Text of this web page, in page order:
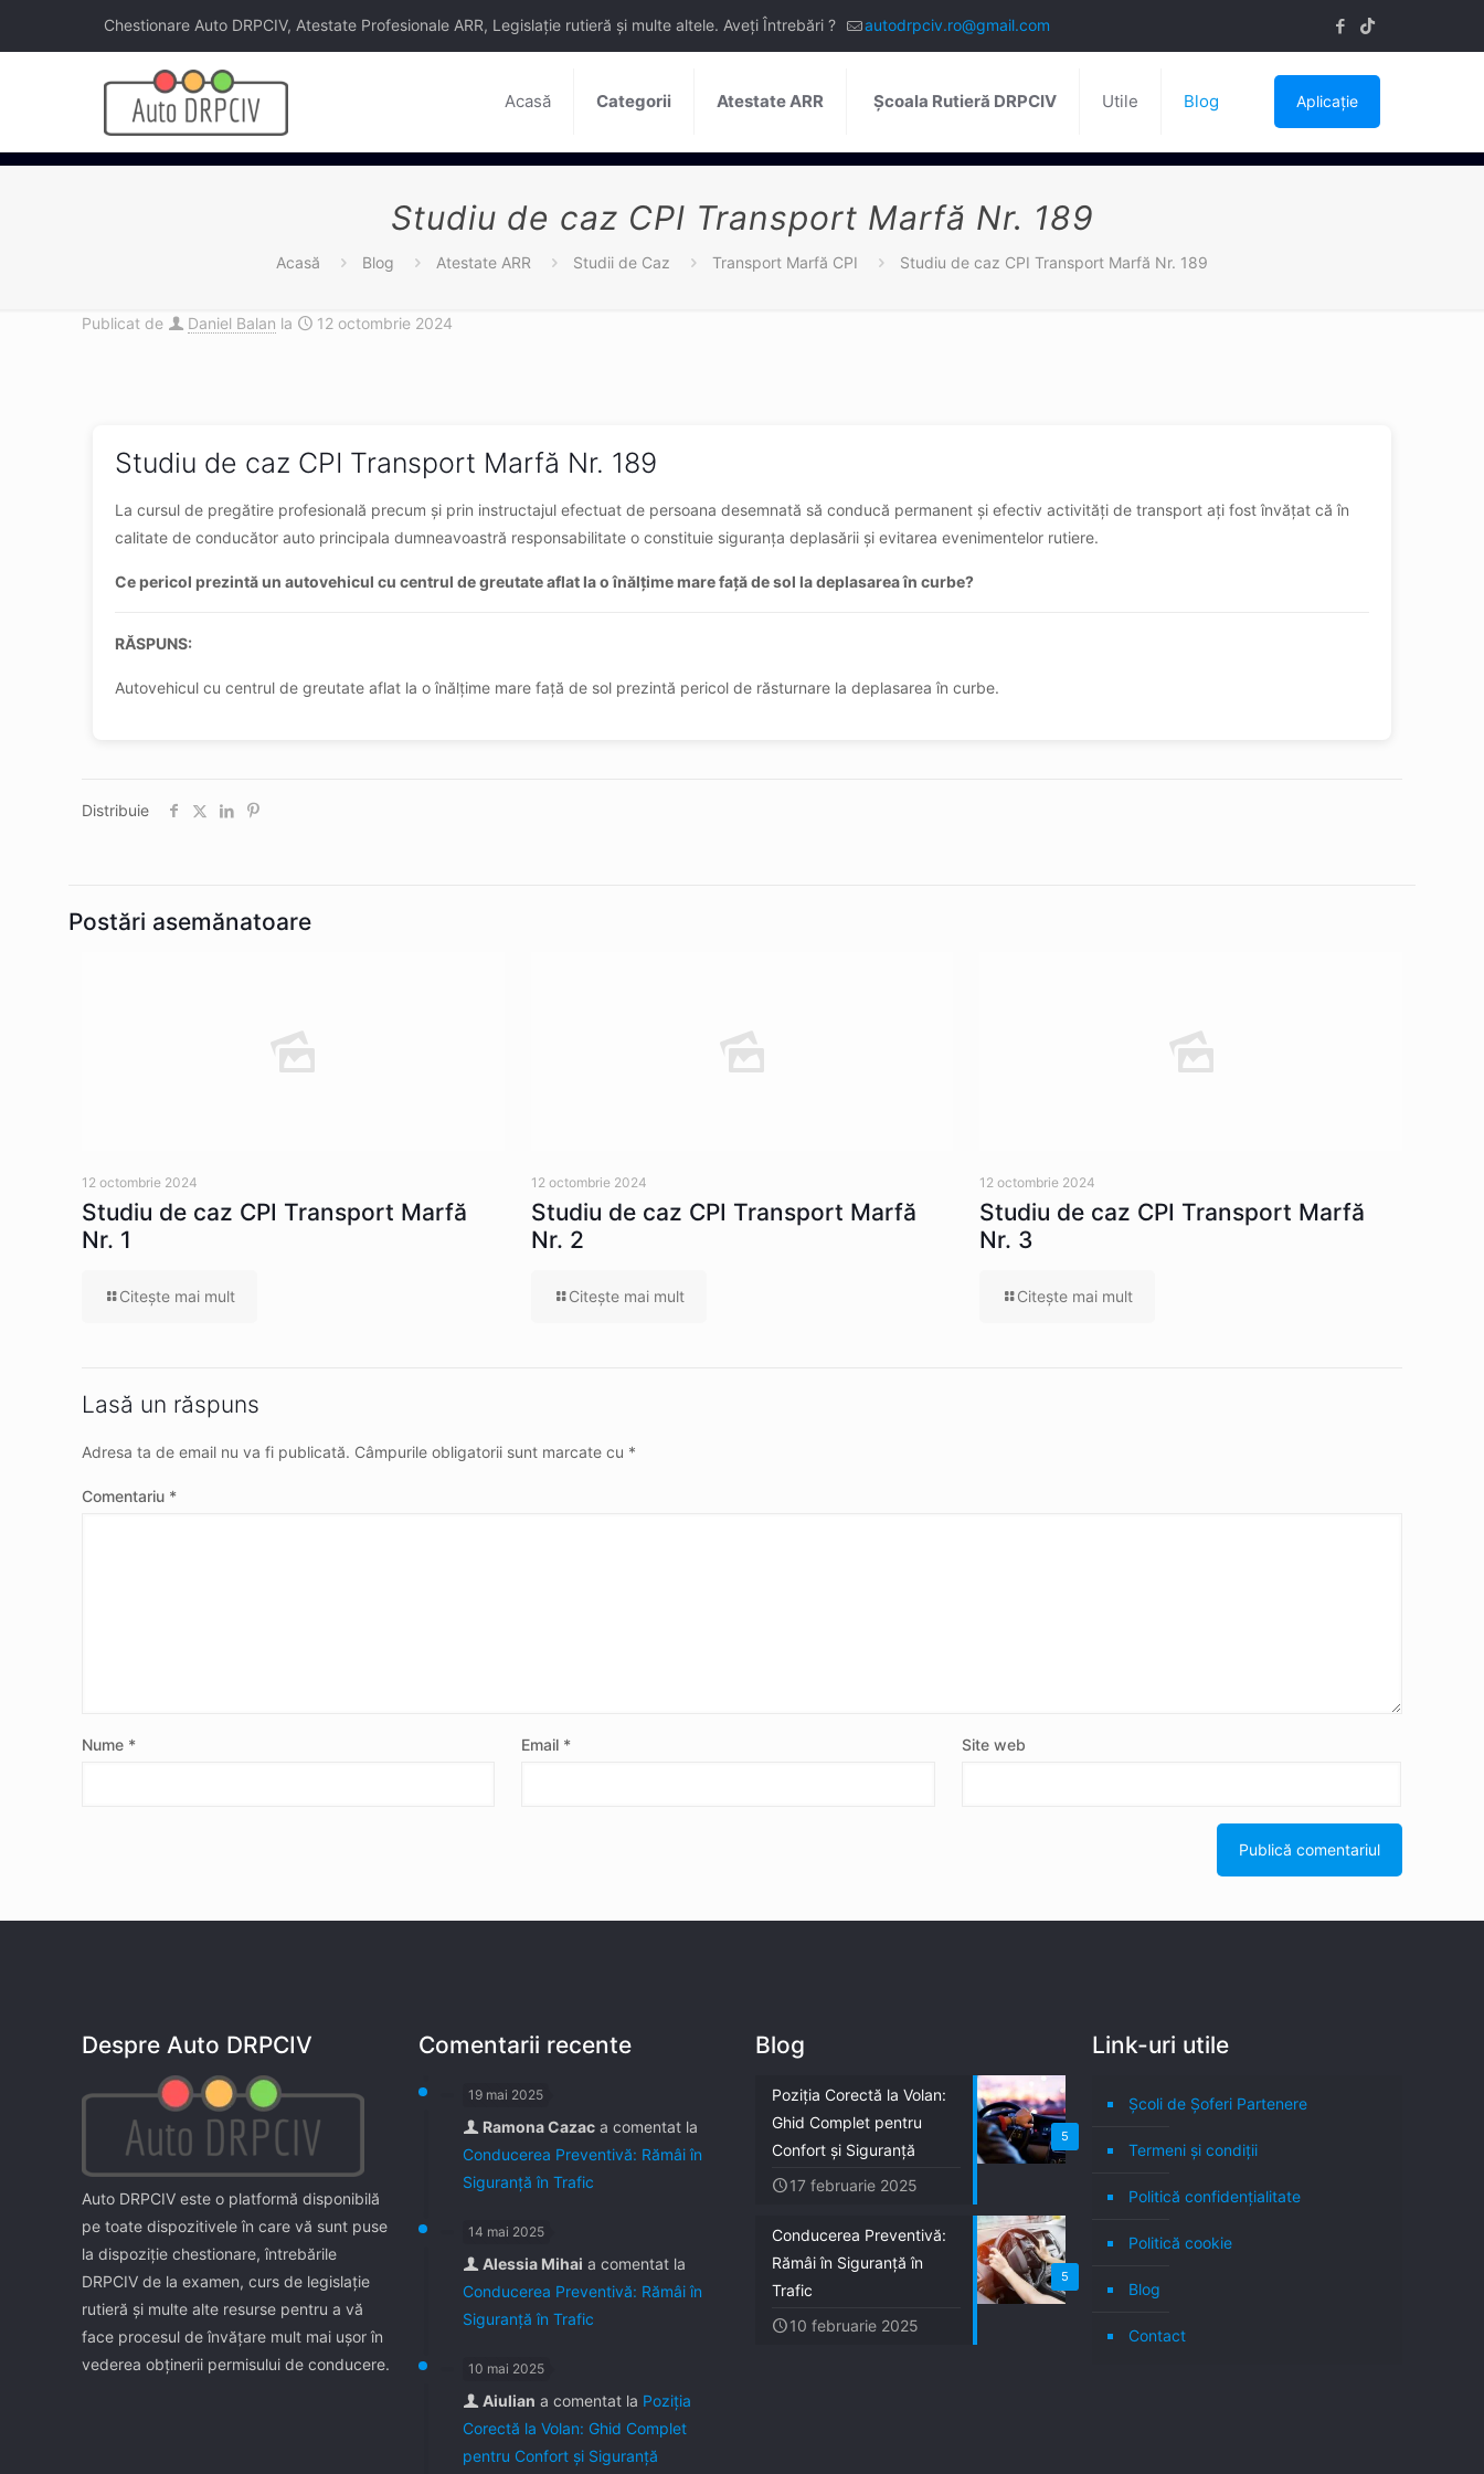
Chestionare Auto DRPCIV, Atestate Profesionale ARR, Legislație rutieră și multe altele. Aveți Întrebări ? autodrpciv.ro@gmail.com
Acasă Categorii Atestate ARR Școala Rutieră DRPCIV Utile Blog Aplicație
Studiu de caz CPI Transport Marfă Nr. 189
Acasă Blog Atestate ARR Studii de Caz Transport Marfă CPI Studiu de caz CPI Transport Marfă Nr. 189
Publicat de Daniel Balan la 12 octombrie 2024
Studiu de caz CPI Transport Marfă Nr. 189
La cursul de pregătire profesională precum și prin instructajul efectuat de persoana desemnată să conducă permanent și efectiv activități de transport ați fost învățat că în
calitate de conducător auto principala dumneavoastră responsabilitate o constituie siguranța deplasării și evitarea evenimentelor rutiere.
Ce pericol prezintă un autovehicul cu centrul de greutate aflat la o înălțime mare față de sol la deplasarea în curbe?
RĂSPUNS:
Autovehicul cu centrul de greutate aflat la o înălțime mare față de sol prezintă pericol de răsturnare la deplasarea în curbe.
Distribuie
Postări asemănatoare
12 octombrie 2024
Studiu de caz CPI Transport Marfă
Nr. 1
Citeşte mai mult
12 octombrie 2024
Studiu de caz CPI Transport Marfă
Nr. 2
Citeşte mai mult
12 octombrie 2024
Studiu de caz CPI Transport Marfă
Nr. 3
Citeşte mai mult
Lasă un răspuns
Adresa ta de email nu va fi publicată. Câmpurile obligatorii sunt marcate cu *
Comentariu *
Nume * Email * Site web
Despre Auto DRPCIV
Auto DRPCIV este o platformă disponibilă
pe toate dispozitivele în care vă sunt puse
la dispoziţie chestionare, întrebările
DRPCIV de la examen, curs de legislaţie
rutieră şi multe alte resurse pentru a vă
face procesul de învăţare mult mai uşor în
vederea obţinerii permisului de conducere.
Comentarii recente
19 mai 2025
Ramona Cazac a comentat la
Conducerea Preventivă: Rămâi în
Siguranță în Trafic
14 mai 2025
Alessia Mihai a comentat la
Conducerea Preventivă: Rămâi în
Siguranță în Trafic
10 mai 2025
Aiulian a comentat la Poziția
Corectă la Volan: Ghid Complet
pentru Confort și Siguranță
Blog
5
Poziția Corectă la Volan:
Ghid Complet pentru
Confort și Siguranță
17 februarie 2025
5
Conducerea Preventivă:
Rămâi în Siguranță în
Trafic
10 februarie 2025
Link-uri utile
Școli de Șoferi Partenere
Termeni şi condiţii
Politică confidenţialitate
Politică cookie
Blog
Contact